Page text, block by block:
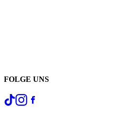
FOLGE UNS